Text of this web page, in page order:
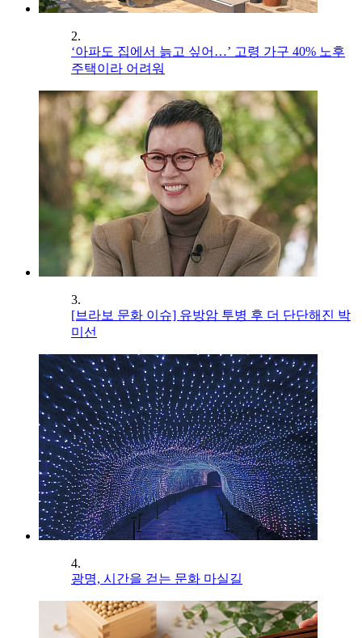
2.
‘아파도 집에서 늙고 싶어…’ 고령 가구 40% 노후
주택이라 어려워
3.
[브라보 문화 이슈] 유방암 투병 후 더 단단해진 박
미선
4.
광명, 시간을 걷는 문화 마실길